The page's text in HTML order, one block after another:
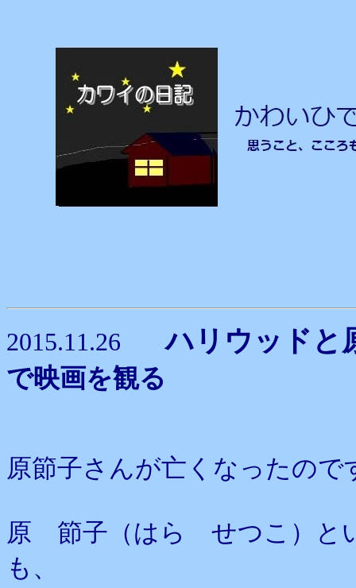
2015.11.26ハリウッド
で映画を観る
原節子さんが亡くなったので
原 節子（はら せつこ）と
も、